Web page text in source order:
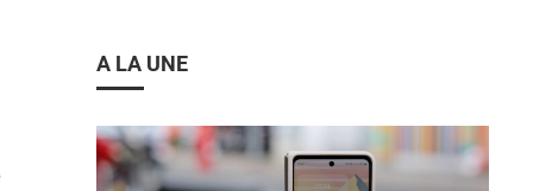
A LA UNE